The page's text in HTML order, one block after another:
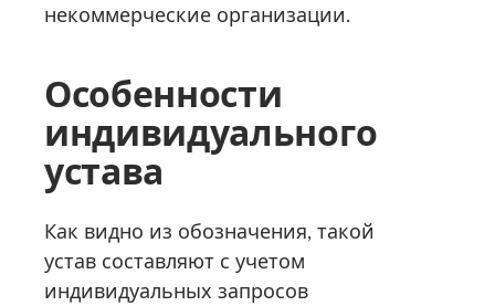
некоммерческие организации.
Особенности
индивидуального
устава
Как видно из обозначения, такой
устав составляют с учетом
индивидуальных запросов